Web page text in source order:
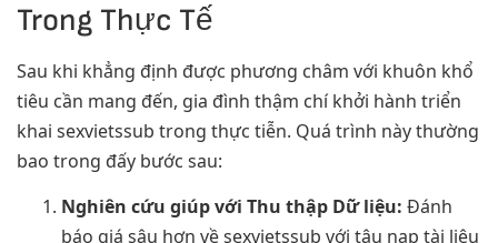
Trong Thực Tế
Sau khi khẳng định được phương châm với khuôn khổ
tiêu cần mang đến, gia đình thậm chí khởi hành triển
khai sexvietssub trong thực tiễn. Quá trình này thường
bao trong đấy bước sau:
Nghiên cứu giúp với Thu thập Dữ liệu: Đánh
báo giá sâu hơn về sexvietssub với tậu nạp tài liệu